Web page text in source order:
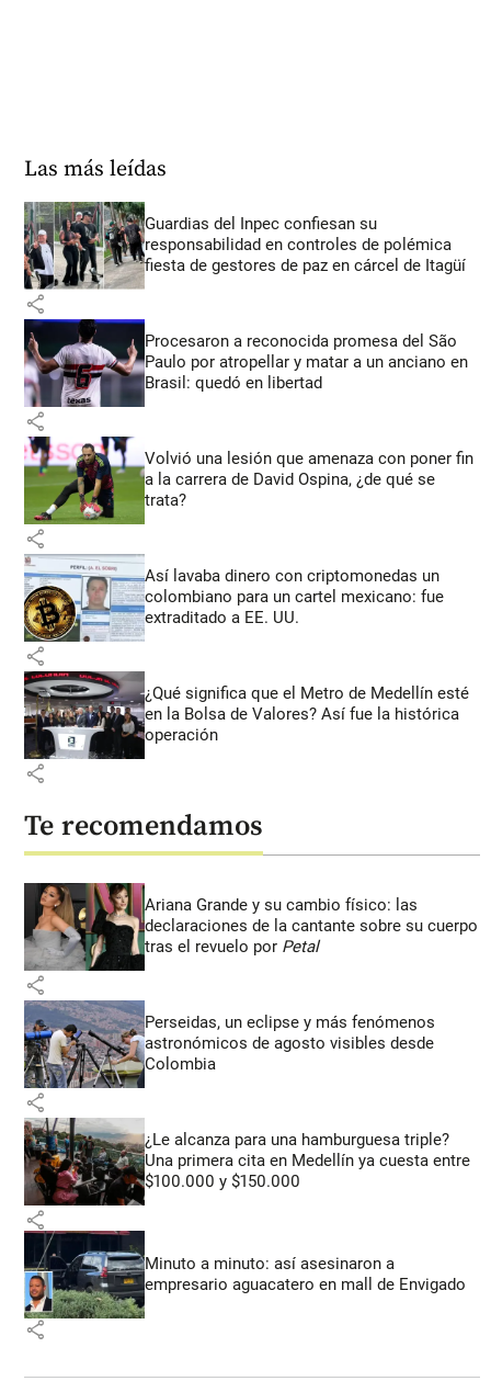
Las más leídas
Guardias del Inpec confiesan su
responsabilidad en controles de polémica
fiesta de gestores de paz en cárcel de Itagüí
share
Procesaron a reconocida promesa del São
Paulo por atropellar y matar a un anciano en
Brasil: quedó en libertad
share
Volvió una lesión que amenaza con poner fin
a la carrera de David Ospina, ¿de qué se
trata?
share
Así lavaba dinero con criptomonedas un
colombiano para un cartel mexicano: fue
extraditado a EE. UU.
share
¿Qué significa que el Metro de Medellín esté
en la Bolsa de Valores? Así fue la histórica
operación
share
Te recomendamos
Ariana Grande y su cambio físico: las
declaraciones de la cantante sobre su cuerpo
tras el revuelo por Petal
share
Perseidas, un eclipse y más fenómenos
astronómicos de agosto visibles desde
Colombia
share
¿Le alcanza para una hamburguesa triple?
Una primera cita en Medellín ya cuesta entre
$100.000 y $150.000
share
Minuto a minuto: así asesinaron a
empresario aguacatero en mall de Envigado
share